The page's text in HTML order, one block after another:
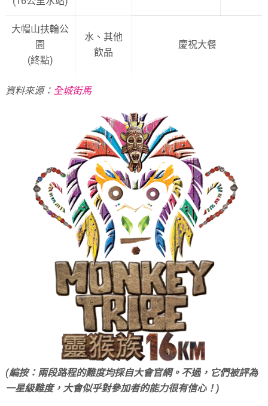
大帽山扶輪公
園
(終點)
水、其他
飲品
慶祝大餐
資料來源： 全城街馬
(編按：兩段路程的難度均採自大會官網。不過，它們被評為
一星級難度，大會似乎對參加者的能力很有信心！)